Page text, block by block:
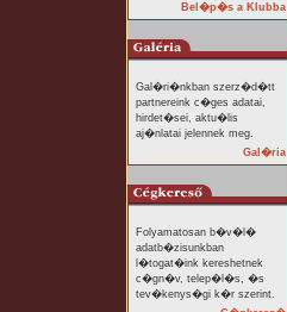
Bel�p�s a Klubba
Gal�ri�nkban szerz�d�tt
partnereink c�ges adatai,
hirdet�sei, aktu�lis
aj�nlatai jelennek meg.
Gal�ria
Folyamatosan b�v�l�
adatb�zisunkban
l�togat�ink kereshetnek
c�gn�v, telep�l�s, �s
tev�kenys�gi k�r szerint.